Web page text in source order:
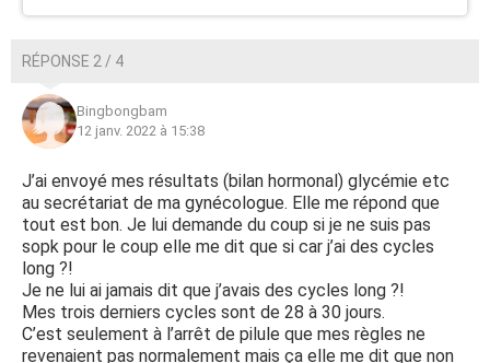
RÉPONSE 2 / 4
Bingbongbam
12 janv. 2022 à 15:38
J’ai envoyé mes résultats (bilan hormonal) glycémie etc
au secrétariat de ma gynécologue. Elle me répond que
tout est bon. Je lui demande du coup si je ne suis pas
sopk pour le coup elle me dit que si car j’ai des cycles
long ?!
Je ne lui ai jamais dit que j’avais des cycles long ?!
Mes trois derniers cycles sont de 28 à 30 jours.
C’est seulement à l’arrêt de pilule que mes règles ne
revenaient pas normalement mais ça elle me dit que non